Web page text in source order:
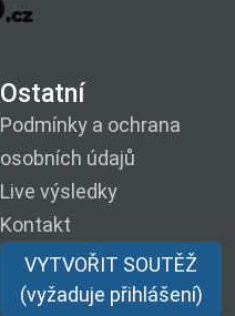
Ostatní
Podmínky a ochrana
osobních údajů
Live výsledky
Kontakt
VYTVOŘIT SOUTĚŽ
(vyžaduje přihlášení)